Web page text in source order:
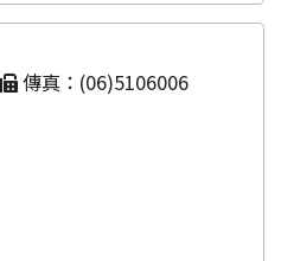
傳真：(06)5106006